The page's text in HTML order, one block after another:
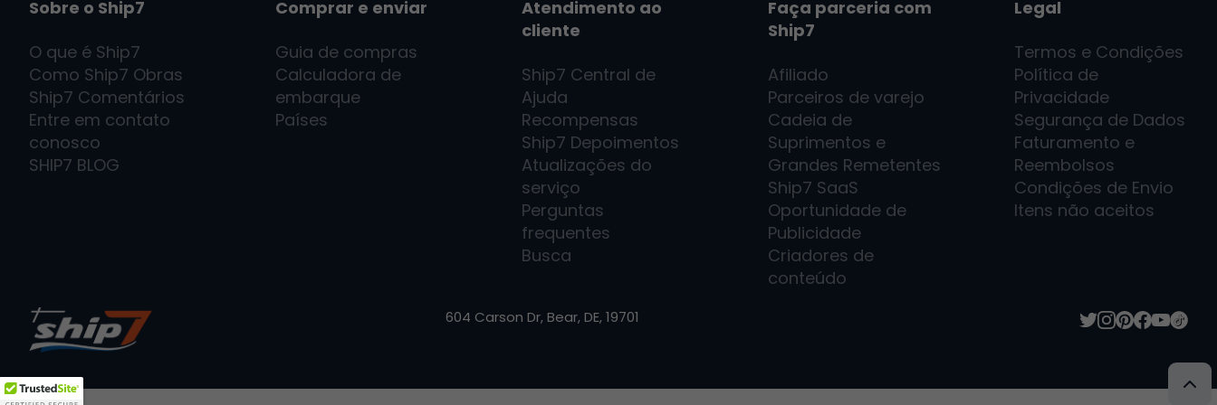
Sobre o Ship7
O que é Ship7
Como Ship7 Obras
Ship7 Comentários
Entre em contato
conosco
SHIP7 BLOG
Comprar e enviar
Guia de compras
Calculadora de
embarque
Países
Atendimento ao
cliente
Ship7 Central de
Ajuda
Recompensas
Ship7 Depoimentos
Atualizações do
serviço
Perguntas
frequentes
Busca
Faça parceria com
Ship7
Afiliado
Parceiros de varejo
Cadeia de
Suprimentos e
Grandes Remetentes
Ship7 SaaS
Oportunidade de
Publicidade
Criadores de
conteúdo
Legal
Termos e Condições
Política de
Privacidade
Segurança de Dados
Faturamento e
Reembolsos
Condições de Envio
Itens não aceitos
604 Carson Dr, Bear, DE, 19701